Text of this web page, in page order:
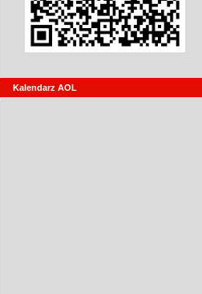
Kalendarz AOL